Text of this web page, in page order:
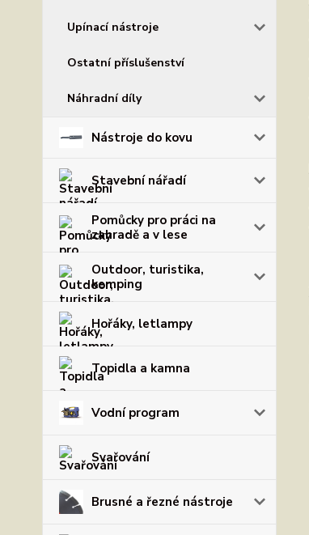
Upínací nástroje
Ostatní příslušenství
Náhradní díly
Nástroje do kovu
Stavební nářadí
Pomůcky pro práci na
zahradě a v lese
Outdoor, turistika,
kemping
Hořáky, letlampy
Topidla a kamna
Vodní program
Svařování
Brusné a řezné nástroje